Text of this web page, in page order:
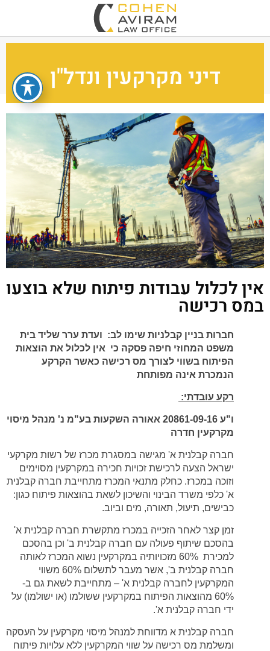
דיני מקרקעין ונדל"ן
אין לכלול עבודות פיתוח שלא בוצעו
במס רכישה
חברות בניין קבלניות שימו לב: ועדת ערר שליד בית
משפט המחוזי חיפה פסקה כי אין לכלול את הוצאות
הפיתוח בשווי לצורך מס רכישה כאשר הקרקע
הנמכרת אינה מפותחת
רקע עובדתי:
ו"ע 20861-09-16 אאורה השקעות בע"מ נ' מנהל מיסוי
מקרקעין חדרה
חברה קבלנית א' מגישה במסגרת מכרז של רשות מקרקעי
ישראל הצעה לרכישת זכויות חכירה במקרקעין מסוימים
וזוכה במכרז. כחלק מתנאי המכרז מתחייבת חברה קבלנית
א' כלפי משרד הבינוי והשיכון לשאת בהוצאות פיתוח כגון:
כבישים, תיעול, תאורה, מים וביוב.
זמן קצר לאחר הזכייה במכרז מתקשרת חברה קבלנית א'
בהסכם שיתוף פעולה עם חברה קבלנית ב' וכן בהסכם
למכירת 60% מזכויותיה במקרקעין נשוא המכרז לאותה
חברה קבלנית ב', אשר מעבר לתשלום 60% משווי
המקרקעין לחברה קבלנית א' – מתחייבת לשאת גם ב-
60% מהוצאות הפיתוח במקרקעין ששולמו (או ישולמו) על
ידי חברה קבלנית א'.
חברה קבלנית א מדווחת למנהל מיסוי מקרקעין על העסקה
ומשלמת מס רכישה על שווי המקרקעין ללא עלויות פיתוח